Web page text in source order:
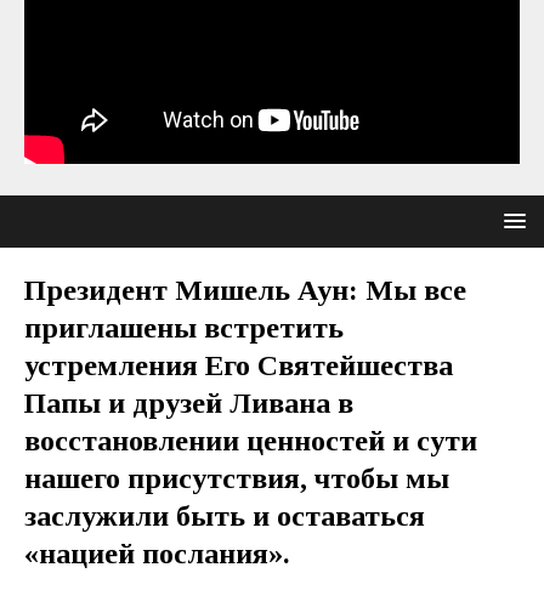
Президент Мишель Аун: Мы все
приглашены встретить
устремления Его Святейшества
Папы и друзей Ливана в
восстановлении ценностей и сути
нашего присутствия, чтобы мы
заслужили быть и оставаться
«нацией послания».